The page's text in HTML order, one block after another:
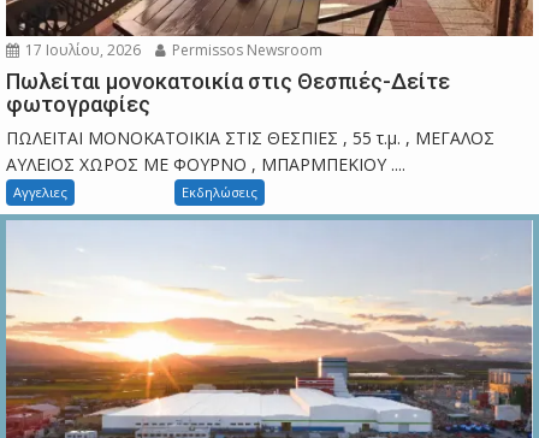
17 Ιουλίου, 2026 Permissos Newsroom
Πωλείται μονοκατοικία στις Θεσπιές-Δείτε
φωτογραφίες
ΠΩΛΕΙΤΑΙ ΜΟΝΟΚΑΤΟΙΚΙΑ ΣΤΙΣ ΘΕΣΠΙΕΣ , 55 τ.μ. , ΜΕΓΑΛΟΣ
ΑΥΛΕΙΟΣ ΧΩΡΟΣ ΜΕ ΦΟΥΡΝΟ , ΜΠΑΡΜΠΕΚΙΟΥ ....
Αγγελιες Εκδηλώσεις